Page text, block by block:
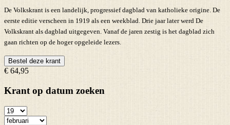
De Volkskrant is een landelijk, progressief dagblad van katholieke origine. De
eerste editie verscheen in 1919 als een weekblad. Drie jaar later werd De
Volkskrant als dagblad uitgegeven. Vanaf de jaren zestig is het dagblad zich
gaan richten op de hoger opgeleide lezers.
Bestel deze krant
€ 64,95
Krant op datum zoeken